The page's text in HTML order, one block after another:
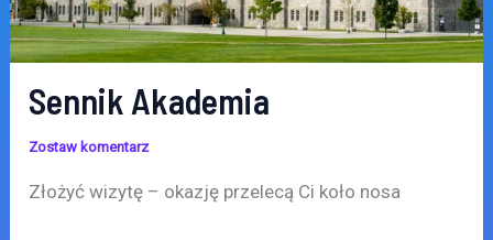
Sennik Akademia
Zostaw komentarz
Złożyć wizytę – okazję przelecą Ci koło nosa